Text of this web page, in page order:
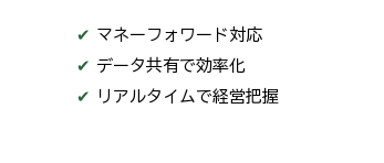
✔ マネーフォワード対応
✔ データ共有で効率化
✔
リアルタイムで経営把握